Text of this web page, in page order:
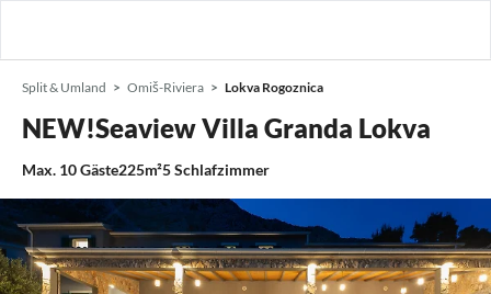
Split & Umland Omiš-Riviera Lokva Rogoznica
NEW!Seaview Villa Granda Lokva
Max. 10Gäste225m²5Schlafzimmer